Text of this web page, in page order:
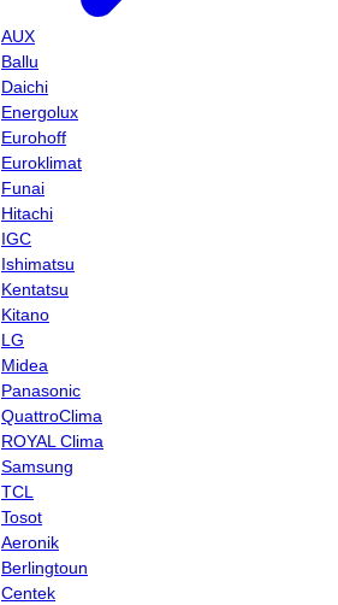
AUX
Ballu
Daichi
Energolux
Eurohoff
Euroklimat
Funai
Hitachi
IGC
Ishimatsu
Kentatsu
Kitano
LG
Midea
Panasonic
QuattroClima
ROYAL Clima
Samsung
TCL
Tosot
Aeronik
Berlingtoun
Centek